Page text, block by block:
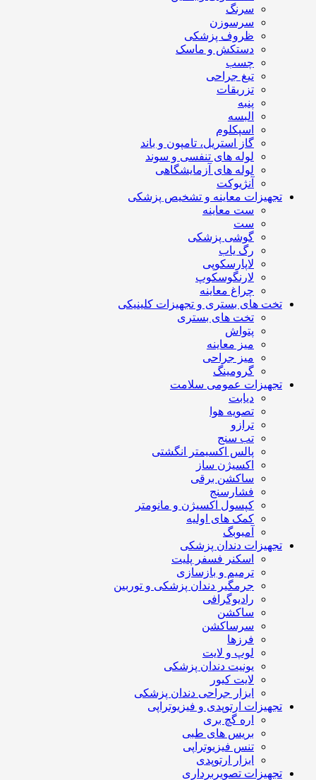
سرنگ
سرسوزن
ظروف پزشکی
دستکش و ماسک
چسب
تیغ جراحی
تزریقات
پنبه
البسه
اسپکلوم
گاز استریل، تامپون و باند
لوله های تنفسی و سوند
لوله های آزمایشگاهی
آنژیوکت
تجهیزات معاینه و تشخیص پزشکی
ست معاینه
ست
گوشی پزشکی
رگ یاب
لاپارسکوپی
لارنگوسکوپ
چراغ معاینه
تخت های بستری و تجهیزات کلینیکی
تخت های بستری
پتواش
میز معاینه
میز جراحی
گرومینگ
تجهیزات عمومی سلامت
دیابت
تصویه هوا
ترازو
تب سنج
پالس اکسیمتر انگشتی
اکسیژن ساز
ساکشن برقی
فشارسنج
کپسول اکسیژن و مانومتر
کمک های اولیه
آمبوبگ
تجهیزات دندان پزشکی
اسکنر فسفر پلیت
ترمیم و بازسازی
جرمگیر دندان پزشکی و توربین
رادیوگرافی
ساکشن
سرساکشن
فرزها
لوپ و لایت
یونیت دندان پزشکی
لایت کیور
ابزار جراحی دندان پزشکی
تجهیزات ارتوپدی و فیزیوتراپی
اره گچ بری
بریس های طبی
تنس فیزیوتراپی
ابزار ارتوپدی
تجهیزات تصویربرداری